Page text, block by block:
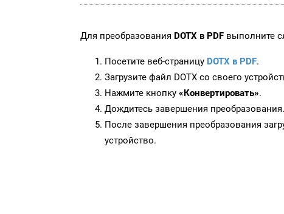
Для преобразования DOTX в PDF выполните
Посетите веб-страницу DOTX в PDF.
Загрузите файл DOTX со своего
Нажмите кнопку «Конвертировать».
Дождитесь завершения преобразования.
После завершения преобразования
устройство.